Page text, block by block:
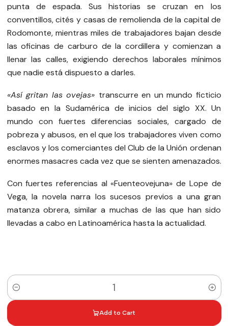
punta de espada. Sus historias se cruzan en los
conventillos, cités y casas de remolienda de la capital de
Rodomonte, mientras miles de trabajadores bajan desde
las oficinas de carburo de la cordillera y comienzan a
llenar las calles, exigiendo derechos laborales mínimos
que nadie está dispuesto a darles.
«Así gritan las ovejas» transcurre en un mundo ficticio
basado en la Sudamérica de inicios del siglo XX. Un
mundo con fuertes diferencias sociales, cargado de
pobreza y abusos, en el que los trabajadores viven como
esclavos y los comerciantes del Club de la Unión ordenan
enormes masacres cada vez que se sienten amenazados.
Con fuertes referencias al «Fuenteovejuna» de Lope de
Vega, la novela narra los sucesos previos a una gran
matanza obrera, similar a muchas de las que han sido
llevadas a cabo en Latinoamérica hasta la actualidad.
Quantity
Add to Cart